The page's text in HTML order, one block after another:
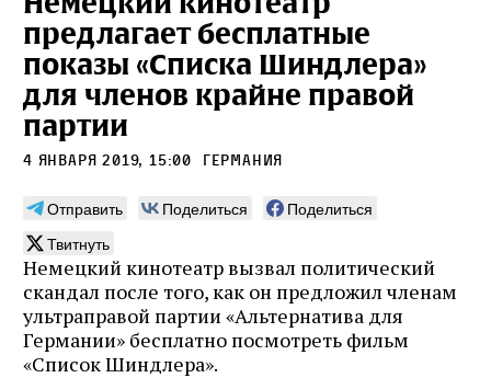
предлагает бесплатные
показы «Списка Шиндлера»
для членов крайне правой
партии
4 января 2019, 15:00 Германия
Отправить Поделиться
Поделиться
Твитнуть
Немецкий кинотеатр вызвал политический
скандал после того, как он предложил членам
ультраправой партии «Альтернатива для
Германии» бесплатно посмотреть фильм
«Список Шиндлера».